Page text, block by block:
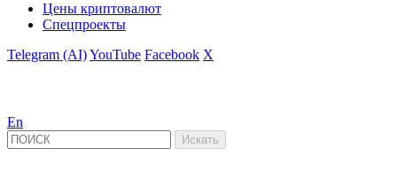
Цены криптовалют
Спецпроекты
Telegram (AI)YouTube Facebook X
En